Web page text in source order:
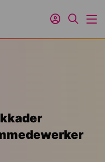
Inloggen
Zoeken